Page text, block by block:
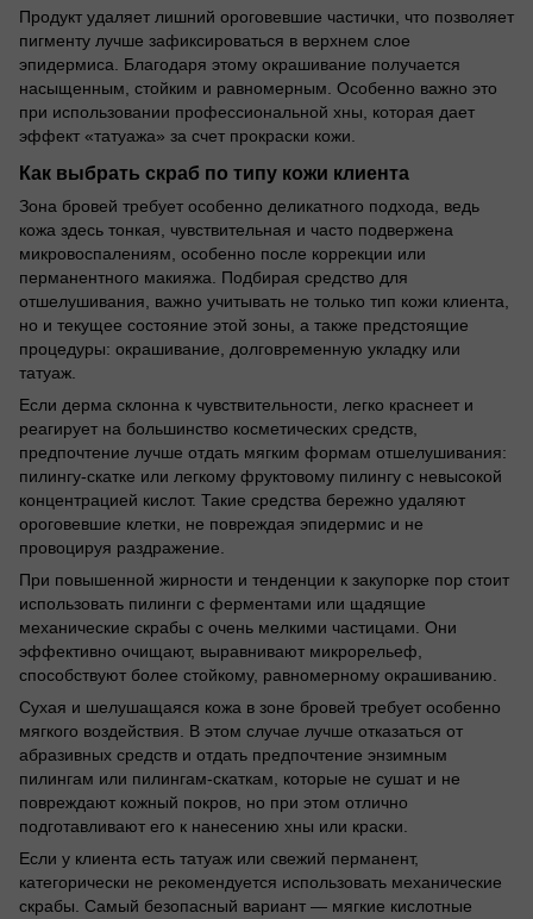
Продукт удаляет лишний ороговевшие частички, что позволяет
пигменту лучше зафиксироваться в верхнем слое
эпидермиса. Благодаря этому окрашивание получается
насыщенным, стойким и равномерным. Особенно важно это
при использовании профессиональной хны, которая дает
эффект «татуажа» за счет прокраски кожи.
Как выбрать скраб по типу кожи клиента
Зона бровей требует особенно деликатного подхода, ведь
кожа здесь тонкая, чувствительная и часто подвержена
микровоспалениям, особенно после коррекции или
перманентного макияжа. Подбирая средство для
отшелушивания, важно учитывать не только тип кожи клиента,
но и текущее состояние этой зоны, а также предстоящие
процедуры: окрашивание, долговременную укладку или
татуаж.
Если дерма склонна к чувствительности, легко краснеет и
реагирует на большинство косметических средств,
предпочтение лучше отдать мягким формам отшелушивания:
пилингу-скатке или легкому фруктовому пилингу с невысокой
концентрацией кислот. Такие средства бережно удаляют
ороговевшие клетки, не повреждая эпидермис и не
провоцируя раздражение.
При повышенной жирности и тенденции к закупорке пор стоит
использовать пилинги с ферментами или щадящие
механические скрабы с очень мелкими частицами. Они
эффективно очищают, выравнивают микрорельеф,
способствуют более стойкому, равномерному окрашиванию.
Сухая и шелушащаяся кожа в зоне бровей требует особенно
мягкого воздействия. В этом случае лучше отказаться от
абразивных средств и отдать предпочтение энзимным
пилингам или пилингам-скаткам, которые не сушат и не
повреждают кожный покров, но при этом отлично
подготавливают его к нанесению хны или краски.
Если у клиента есть татуаж или свежий перманент,
категорически не рекомендуется использовать механические
скрабы. Самый безопасный вариант — мягкие кислотные